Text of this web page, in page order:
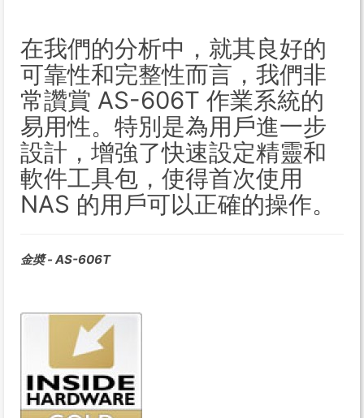
在我們的分析中，就其良好的
可靠性和完整性而言，我們非
常讚賞 AS-606T 作業系統的
易用性。特別是為用戶進一步
設計，增強了快速設定精靈和
軟件工具包，使得首次使用
NAS 的用戶可以正確的操作。
金奬 - AS-606T